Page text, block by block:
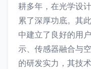
耕多年，在光学设
累了深厚功底。其
中建立了良好的用
示、传感器融合与
的研发实力，其技